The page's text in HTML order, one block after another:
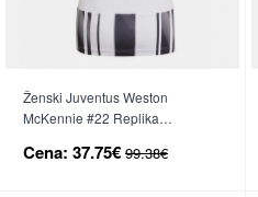
Ženski Juventus Weston
McKennie #22 Replika
26 Kratek Rokav
Cena: 37.75€ 99.38€